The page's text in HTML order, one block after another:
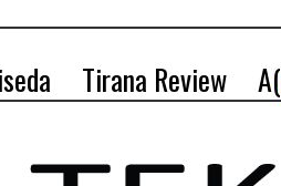
Tirana Review A(